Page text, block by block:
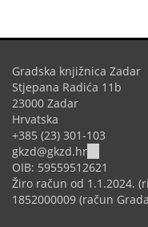
Gradska knjižnica Zadar
Stjepana Radića 11b
23000 Zadar
Hrvatska
+385 (23) 301-103
gkzd@gkzd.hr
sends
e-
mail)
OIB: 59559512621
Žiro račun od 1.1.2024.
1852000009 (račun